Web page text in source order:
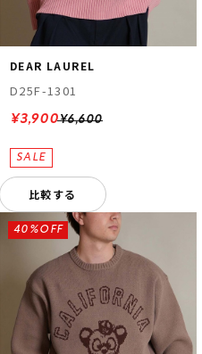
DEAR LAUREL
D25F-1301
¥6,600
¥3,900
比較する
40%OFF